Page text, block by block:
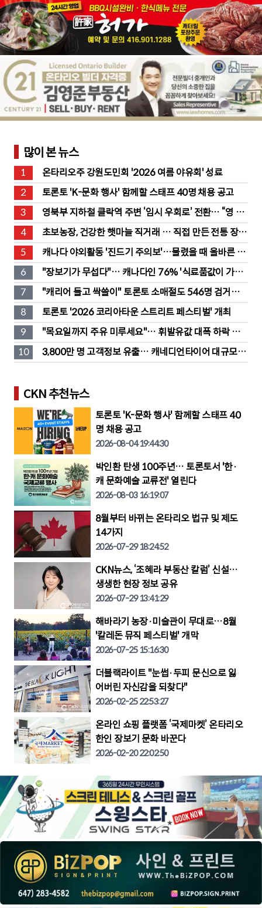
많이 본 뉴스
1
온타리오주 강원도민회 '2026 여름 야유회' 성료
2
토론토 'K-문화 행사' 함께할 스태프 40명 채용 공고
3
영북부 지하철 클락역 주변 ‘임시 우회로’ 전환… “영 스
트리트 바뀐다”
4
초보농장, 건강한 햇마늘 직거래 … 직접 만든 전통 장류
도 판매
5
캐나다 야외활동 '진드기 주의보'…물렸을 때 올바른 대
처법은?
6
"장보기가 무섭다"… 캐나다인 76% '식료품값이 가장
부담'
7
"캐리어 들고 싹쓸이" 토론토 소매절도 546명 검거…
훔친 물건 재유통
8
토론토 '2026 코리아타운 스트리트 페스티벌' 개최
9
"목요일까지 주유 미루세요"… 휘발유값 대폭 하락 예
고
10
3,800만 명 고객정보 유출… 캐네디언타이어 대규모 집
단소송 직면
CKN 추천뉴스
토론토 'K-문화 행사' 함께할 스태프 40
명 채용 공고
2026-08-04 19:44:30
박인환 탄생 100주년… 토론토서 '한·
캐 문화예술 교류전' 열린다
2026-08-03 16:19:07
8월부터 바뀌는 온타리오 법규 및 제도
14가지
2026-07-29 18:24:52
CKN뉴스, ‘조혜라 부동산 칼럼’ 신설…
생생한 현장 정보 공유
2026-07-29 13:41:29
해바라기 농장·미술관이 무대로…8월
'칼레돈 뮤직 페스티벌' 개막
2026-07-25 15:16:30
더블랙라이트 "눈썹·두피 문신으로 잃
어버린 자신감을 되찾다"
2026-02-25 22:53:27
온라인 쇼핑 플랫폼 ‘국제마켓’ 온타리오
한인 장보기 문화 바꾼다
2026-02-20 22:02:50